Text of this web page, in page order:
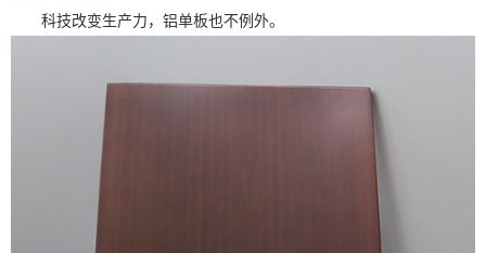
科技改变生产力，铝单板也不例外。